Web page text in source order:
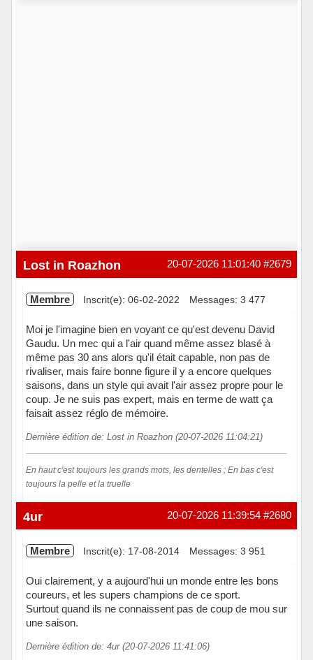
#2679
20-07-2026 11:01:40
Lost in Roazhon
Membre Inscrit(e): 06-02-2022 Messages: 3 477
Moi je l'imagine bien en voyant ce qu'est devenu David
Gaudu. Un mec qui a l'air quand même assez blasé à
même pas 30 ans alors qu'il était capable, non pas de
rivaliser, mais faire bonne figure il y a encore quelques
saisons, dans un style qui avait l'air assez propre pour le
coup. Je ne suis pas expert, mais en terme de watt ça
faisait assez réglo de mémoire.
Dernière édition de: Lost in Roazhon (20-07-2026 11:04:21)
En haut c'est toujours les grands mots, les dentelles ; En bas c'est
toujours la pelle et la truelle
Hors ligne #2680
20-07-2026 11:39:54
4ur
Membre Inscrit(e): 17-08-2014 Messages: 3 951
Oui clairement, y a aujourd'hui un monde entre les bons
coureurs, et les supers champions de ce sport.
Surtout quand ils ne connaissent pas de coup de mou sur
une saison.
Dernière édition de: 4ur (20-07-2026 11:41:06)